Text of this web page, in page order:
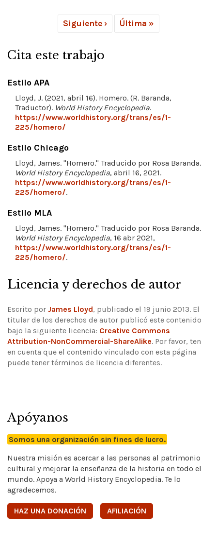
Siguiente › Última »
Cita este trabajo
Estilo APA
Lloyd, J. (2021, abril 16). Homero. (R. Baranda,
Traductor). World History Encyclopedia.
https://www.worldhistory.org/trans/es/1-
225/homero/
Estilo Chicago
Lloyd, James. "Homero." Traducido por Rosa Baranda.
World History Encyclopedia, abril 16, 2021.
https://www.worldhistory.org/trans/es/1-
225/homero/.
Estilo MLA
Lloyd, James. "Homero." Traducido por Rosa Baranda.
World History Encyclopedia, 16 abr 2021,
https://www.worldhistory.org/trans/es/1-
225/homero/.
Licencia y derechos de autor
Escrito por James Lloyd, publicado el 19 junio 2013. El
titular de los derechos de autor publicó este contenido
bajo la siguiente licencia: Creative Commons
Attribution-NonCommercial-ShareAlike. Por favor, ten
en cuenta que el contenido vinculado con esta página
puede tener términos de licencia diferentes.
Apóyanos
Somos una organización sin fines de lucro.
Nuestra misión es acercar a las personas al patrimonio
cultural y mejorar la enseñanza de la historia en todo el
mundo. Apoya a World History Encyclopedia. Te lo
agradecemos.
HAZ UNA DONACIÓN AFILIACIÓN